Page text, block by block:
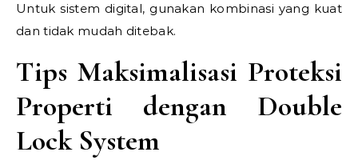
Untuk sistem digital, gunakan kombinasi yang kuat
dan tidak mudah ditebak.
Tips Maksimalisasi Proteksi
Properti dengan Double
Lock System